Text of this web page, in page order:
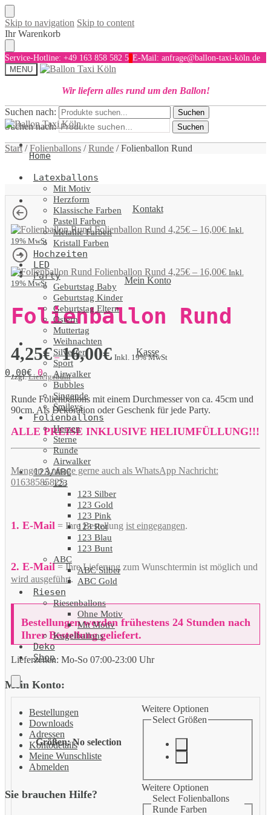
Skip to navigation Skip to content
Ihr Warenkorb
Service-Hotline: +49 163 858 582 5 E-Mail: anfrage@ballon-taxi-köln.de
MENU
Wir liefern alles rund um den Ballon!
Suchen nach: Suchen
Kontakt
Mein Konto
Kasse
0,00€ 0
Suchen nach: Suchen
Home
Latexballons
Mit Motiv
Herzform
Klassische Farben
Pastell Farben
Metallic Farben
Kristall Farben
Hochzeiten
LED
Party
Geburtstag Baby
Geburtstag Kinder
Geburtstag Eltern
Ostern
Muttertag
Weihnachten
Silvester
Sport
Airwalker
Bubbles
Singende
Smileys
Folienballons
Herzen
Sterne
Runde
Airwalker
123/ABC
123
123 Silber
123 Gold
123 Pink
123 Rot
123 Blau
123 Bunt
ABC
ABC Silber
ABC Gold
Riesen
Riesenballons
Ohne Motiv
Mit Motiv
Kugelballons
Deko
Shop
Mein Konto:
Bestellungen
Downloads
Adressen
Kontodetails
Meine Wunschliste
Abmelden
Sie brauchen Hilfe?
Start /Folienballons /Runde /Folienballon Rund
Folienballon Rund 4,25€– 16,00€ Inkl.
19% MwSt
Folienballon Rund 4,25€– 16,00€ Inkl.
19% MwSt
Folienballon Rund
4,25€–16,00€ Inkl. 19% MwSt
zzgl.Liefergebühr
Runde Folienballons mit einem Durchmesser von ca. 45cm und
90cm. Als Dekoration oder Geschenk für jede Party.
ALLE PREISE INKLUSIVE HELIUMFÜLLUNG!!!
Mengen Anfrage gerne auch als WhatsApp Nachricht:
01638585825.
1. E-Mail = Ihre Bestellung ist eingegangen.
2. E-Mail= Ihre Lieferung zum Wunschtermin ist möglich und
wird ausgeführt.
Bestellungen werden frühestens 24 Stunden nach
Ihrer Bestellung geliefert.
Lieferzeiten: Mo-So 07:00-23:00 Uhr
Größen: No selection
Weitere Optionen
Select Größen
Weitere Optionen
Select Folienballons
Runde Farben